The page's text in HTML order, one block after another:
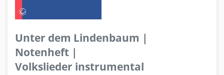
Unter dem Lindenbaum |
Notenheft |
Volkslieder instrumental